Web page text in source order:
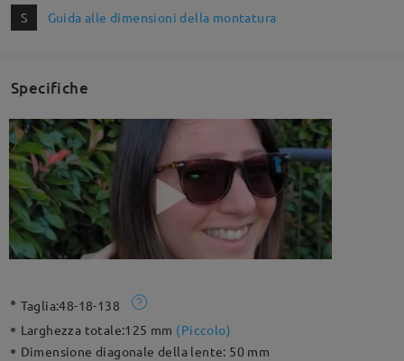
S Guida alle dimensioni della montatura
Specifiche
Taglia:48-18-138
Larghezza totale:125 mm (Piccolo)
Dimensione diagonale della lente: 50 mm